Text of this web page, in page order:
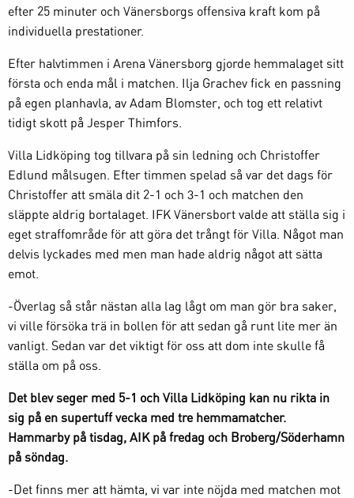
efter 25 minuter och Vänersborgs offensiva kraft kom på
individuella prestationer.
Efter halvtimmen i Arena Vänersborg gjorde hemmalaget sitt
första och enda mål i matchen. Ilja Grachev fick en passning
på egen planhavla, av Adam Blomster, och tog ett relativt
tidigt skott på Jesper Thimfors.
Villa Lidköping tog tillvara på sin ledning och Christoffer
Edlund målsugen. Efter timmen spelad så var det dags för
Christoffer att smäla dit 2-1 och 3-1 och matchen den
släppte aldrig bortalaget. IFK Vänersbort valde att ställa sig i
eget straffområde för att göra det trångt för Villa. Något man
delvis lyckades med men man hade aldrig något att sätta
emot.
-Överlag så står nästan alla lag lågt om man gör bra saker,
vi ville försöka trä in bollen för att sedan gå runt lite mer än
vanligt. Sedan var det viktigt för oss att dom inte skulle få
ställa om på oss.
Det blev seger med 5-1 och Villa Lidköping kan nu rikta in
sig på en supertuff vecka med tre hemmamatcher.
Hammarby på tisdag, AIK på fredag och Broberg/Söderhamn
på söndag.
-Det finns mer att hämta, vi var inte nöjda med matchen mot